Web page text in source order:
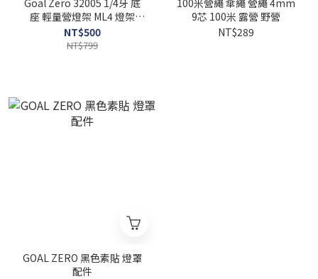
Goal Zero 32005 1/4牙 底
座 輕量營燈架 ML4 燈架
Table stand
NT$500
NT$799
100米營繩 傘繩 營繩 4mm
9芯 100米 露營 野營
NT$289
GOAL ZERO 黑色素貼 燈罩
配件